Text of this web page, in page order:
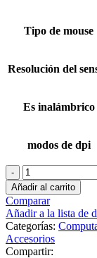
Tipo de mouse
Resolución del
Es inalámbrico
modos de dpi
Mouse
Gamer
Ripcolor
B0503n
cantidad
Añadir al carrito
Comparar
Añadir a la lista de
Categorías:
Accesorios
Compartir: